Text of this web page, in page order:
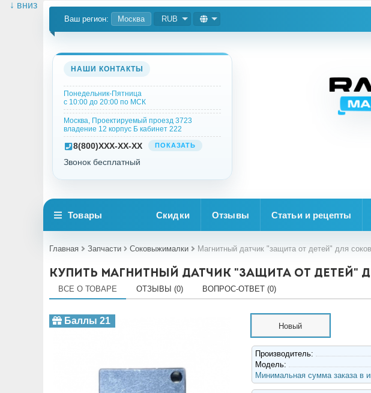
↓ вниз
Ваш регион: Москва RUB
НАШИ КОНТАКТЫ
Понедельник-Пятница
с 10:00 до 20:00 по МСК
Москва, Проектируемый проезд 3723
владение 12 корпус Б кабинет 222
8(800)XXX-XX-XX ПОКАЗАТЬ
Звонок бесплатный
Товары Скидки Отзывы Статьи и рецепты
Главная Запчасти Соковыжималки Магнитный датчик "защита от детей" для
Купить магнитный датчик "защита от детей"
ВСЕ О ТОВАРЕ ОТЗЫВЫ (0) ВОПРОС-ОТВЕТ (0)
Баллы 21
Новый
Производитель:
Модель:
Минимальная сумма заказа в